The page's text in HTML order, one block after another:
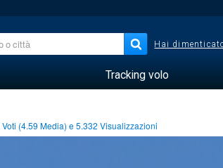
Hai
Tracking volo
Voti (4.59 Media) e5.332 Visualizzazioni